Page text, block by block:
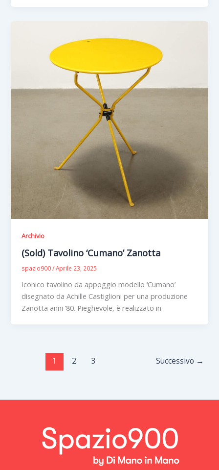
Archivio
(Sold) Tavolino ‘Cumano’ Zanotta
spazio900/Aprile 23, 2025
Iconico tavolino da appoggio modello ‘Cumano’
disegnato da Achille Castiglioni per una produzione
Zanotta anni ’80. Pieghevole, è realizzato in
1 2 3 Successivo →